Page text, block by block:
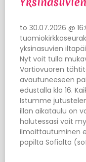
to 30.07.2026 @
yksinasuvien
Nyt voit tulla
Vartiovuoren
avautuneeseen
edustalla klo 16.
Istumme
illan aikataulu on
halutessasi voit
ilmoittautuminen
papilta Sofialta